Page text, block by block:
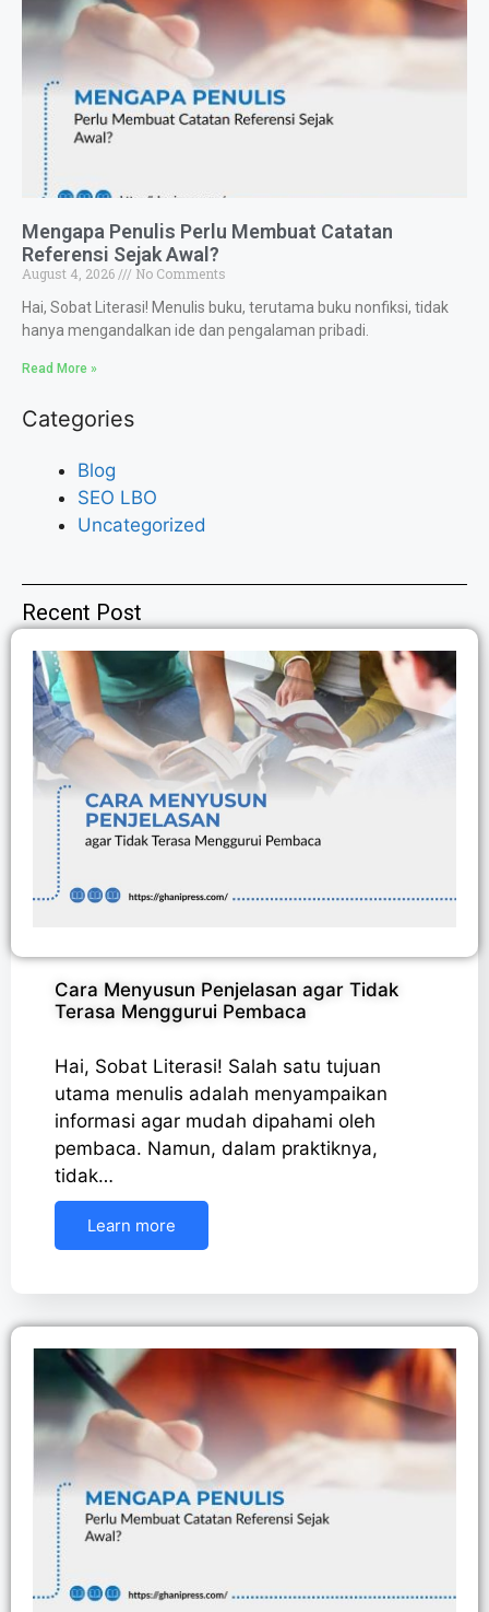
Mengapa Penulis Perlu Membuat Catatan
Referensi Sejak Awal?
August 4, 2026
No Comments
Hai, Sobat Literasi! Menulis buku, terutama buku nonfiksi, tidak
hanya mengandalkan ide dan pengalaman pribadi.
Read More »
Categories
Blog
SEO LBO
Uncategorized
Recent Post
Cara Menyusun Penjelasan agar Tidak
Terasa Menggurui Pembaca
Hai, Sobat Literasi! Salah satu tujuan
utama menulis adalah menyampaikan
informasi agar mudah dipahami oleh
pembaca. Namun, dalam praktiknya,
tidak…
Learn more